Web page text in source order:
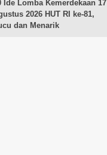
Ide Lomba Kemerdekaan 17
2026 HUT RI ke-81,
dan Menarik